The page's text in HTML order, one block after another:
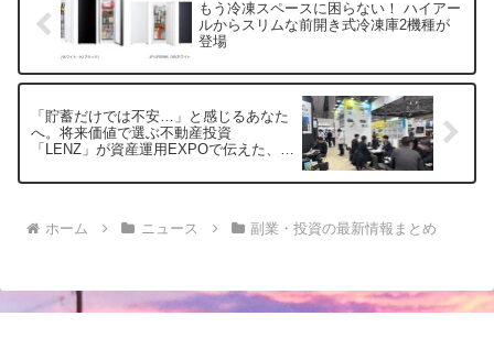
もう冷凍スペースに困らない！ ハイアー
ルからスリムな前開き式冷凍庫2機種が
登場
「貯蓄だけでは不安…」と感じるあなた
へ。将来価値で選ぶ不動産投資
「LENZ」が資産運用EXPOで伝えた、未
ホーム ニュース 副業・投資の最新情報まとめ